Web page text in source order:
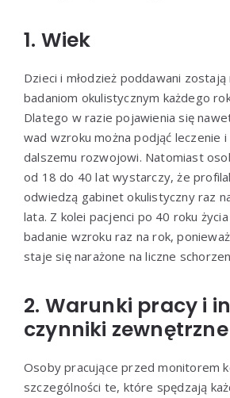
1. Wiek
Dzieci i młodzież poddawani
badaniom okulistycznym każdego
Dlatego w razie pojawienia się
wad wzroku można podjąć leczenie i
dalszemu rozwojowi. Natomiast
od 18 do 40 lat wystarczy, że
odwiedzą gabinet okulistyczny raz
lata. Z kolei pacjenci po 40 roku
badanie wzroku raz na rok,
staje się narażone na liczne
2. Warunki pracy i
czynniki zewnętrzne
Osoby pracujące przed monitorem
szczególności te, które spędzają